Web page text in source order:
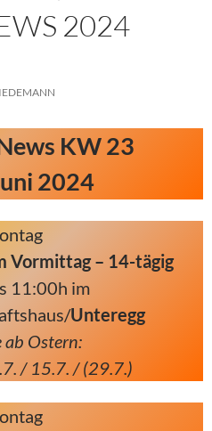
2024
KW 23
2024
Vormittag – 14-tägig
11:00h im
Unteregg
ab Ostern:
/ 15.7. / (29.7.)